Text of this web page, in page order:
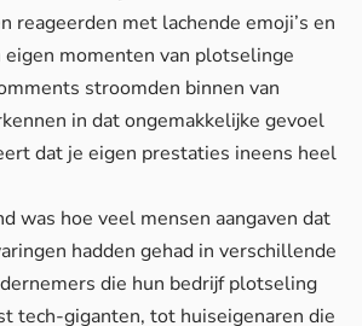
reageerden met lachende emoji’s en
momenten van plotselinge
stroomden binnen van
in dat ongemakkelijke gevoel
dat je eigen prestaties ineens heel
was hoe veel mensen aangaven dat
hadden gehad in verschillende
die hun bedrijf plotseling
tech-giganten, tot huiseigenaren die